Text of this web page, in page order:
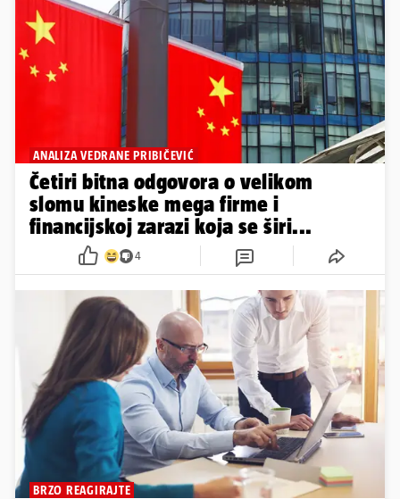
ANALIZA VEDRANE PRIBIČEVIĆ
Četiri bitna odgovora o velikom
slomu kineske mega firme i
financijskoj zarazi koja se širi...
4
BRZO REAGIRAJTE